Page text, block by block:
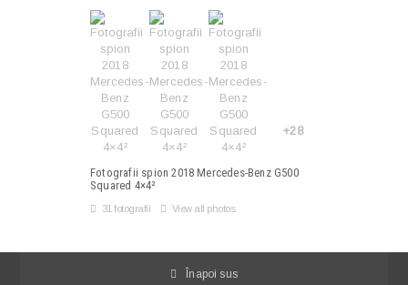
+28
Fotografii spion 2018 Mercedes-Benz G500
Squared 4×4²
31 fotografii View all photos
Înapoi sus